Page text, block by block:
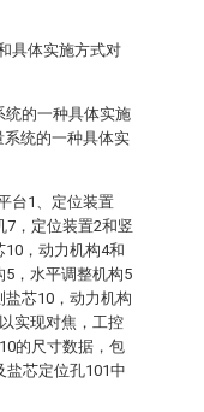
具体实施方式对
统的一种具体实施
统的一种具体实
台1、定位装置
7，定位装置2和竖
，动力机构4和
5，水平调整机构5
芯10，动力机构
实现对焦，工控
的尺寸数据，包
盐芯定位孔101中